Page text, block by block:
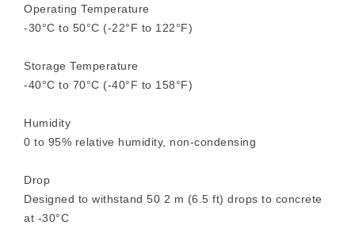
Operating Temperature
-30°C to 50°C (-22°F to 122°F)
Storage Temperature
-40°C to 70°C (-40°F to 158°F)
Humidity
0 to 95% relative humidity, non-condensing
Drop
Designed to withstand 50 2 m (6.5 ft) drops to concrete
at -30°C